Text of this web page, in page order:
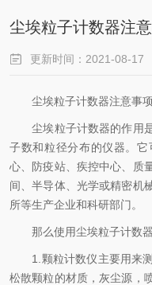
尘埃粒子计数器注
更新时间：2021-08-17
尘埃粒子计数器注意事项
尘埃粒子计数器的作用是
子数和粒径分布的仪器。
心、防疫站、疾控中心、质
间、半导体、光学或精密机
所等生产企业和科研部门。
那么使用尘埃粒子计数器
1.颗粒计数仪主要用来测
松散颗粒的材质，灰尘源，